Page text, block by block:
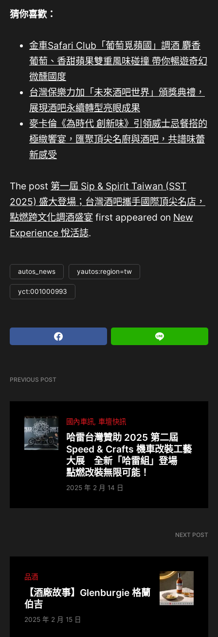
猜你喜歡：
金車Safari Club「葡萄覓蘋國」調酒 麝香
葡萄、香甜蘋果雙重風味碰撞 帶你暢遊奇幻
微醺國度
台灣保樂力加「未來酒吧世界」頒獎典禮，
展現酒吧永續轉型亮眼成果
麥卡倫《為時代 創新味》引領威士忌餐搭的
極緻饗宴，匯聚頂尖名廚與酒吧，共譜味蕾
新感受
The post 第一屆 Sip & Spirit Taiwan (SST
2025) 盛大登場；台灣酒吧攜手國際頂尖名店，
點燃跨文化調酒盛宴 first appeared on New
Experience 悅活誌.
autos_news yautos:region=tw
yct:001000993
PREVIOUS POST
國內車訊 車壇快訊
哈雷台灣贊助 2025 第二屆
Speed & Crafts 機車改裝工藝
大展 全新「哈雷組」登場
點燃改裝無限可能！
2025 年 2 月 14 日
NEXT POST
品酒
【酒廠故事】Glenburgie 格蘭
伯吉
2025 年 2 月 15 日